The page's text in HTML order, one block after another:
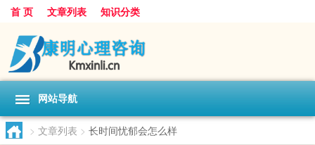
首 页 文章列表 知识分类
网站导航
> 文章列表 > 长时间忧郁会怎么样